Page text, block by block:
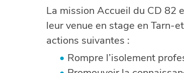
La mission Accueil du CD 82
leur venue en stage en Tarn-
actions suivantes :
Rompre l’isolement